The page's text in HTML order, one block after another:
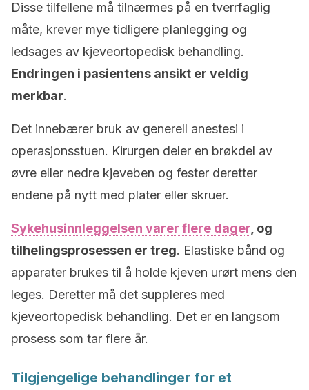
Disse tilfellene må tilnærmes på en tverrfaglig
måte, krever mye tidligere planlegging og
ledsages av kjeveortopedisk behandling.
Endringen i pasientens ansikt er veldig
merkbar.
Det innebærer bruk av generell anestesi i
operasjonsstuen. Kirurgen deler en brøkdel av
øvre eller nedre kjeveben og fester deretter
endene på nytt med plater eller skruer.
Sykehusinnleggelsen varer flere dager , og
tilhelingsprosessen er treg. Elastiske bånd og
apparater brukes til å holde kjeven urørt mens den
leges. Deretter må det suppleres med
kjeveortopedisk behandling. Det er en langsom
prosess som tar flere år.
Tilgjengelige behandlinger for et